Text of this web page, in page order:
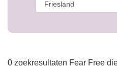
0 zoekresultaten Fear Free